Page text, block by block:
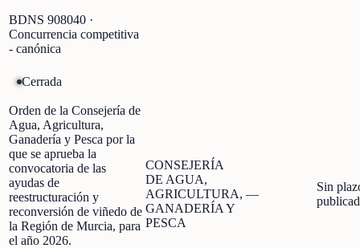
BDNS 908040 ·
Concurrencia competitiva
- canónica
Cerrada
Orden de la Consejería de
Agua, Agricultura,
Ganadería y Pesca por la
que se aprueba la
convocatoria de las
ayudas de
reestructuración y
reconversión de viñedo de
la Región de Murcia, para
el año 2026.
CONSEJERÍA
DE AGUA,
AGRICULTURA,
GANADERÍA Y
PESCA
—
Sin